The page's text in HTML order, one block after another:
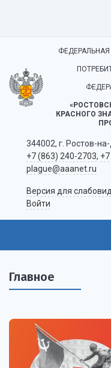
КРАСНОГО
344002, г. Ростов-
+7 (863) 240-2703,
plague@aaanet.ru
Версия для
Войти
Главное